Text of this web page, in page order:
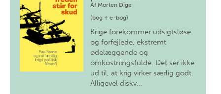
Af Morten Dige
(bog + e-bog)
Krige forekommer udsigtsløse
og forfejlede, ekstremt
ødelæggende og
omkostningsfulde. Det ser ikke
ud til, at krig virker særlig godt.
Alligevel diskv…